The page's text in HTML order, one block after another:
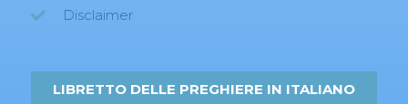
Disclaimer
LIBRETTO DELLE PREGHIERE IN ITALIANO